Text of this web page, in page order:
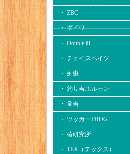
・ ZBC
・ ダイワ
・ Double.H
・ チェイスベイツ
・ 痴虫
・ 釣り吉ホルモン
・ 常吉
・ ツッガーFROG
・ 椿研究所
・ TEX（テックス）